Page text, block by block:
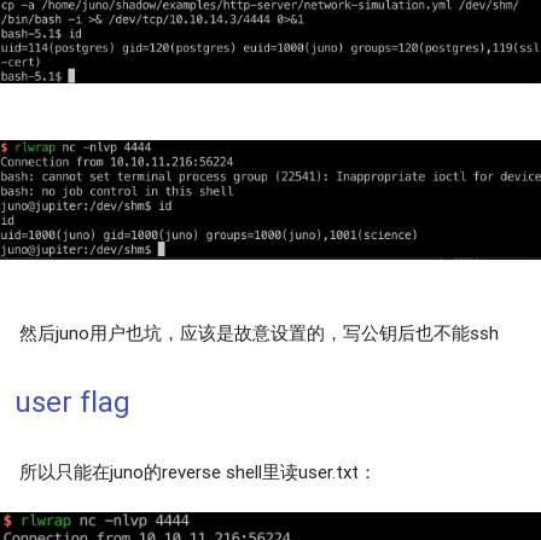
然后juno用户也坑，应该是故意设置的，写公钥后也不能ssh
user flag
所以只能在juno的reverse shell里读user.txt：